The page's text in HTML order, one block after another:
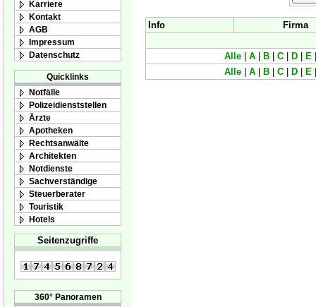
Karriere
Kontakt
AGB
Impressum
Datenschutz
Quicklinks
Notfälle
Polizeidienststellen
Ärzte
Apotheken
Rechtsanwälte
Architekten
Notdienste
Sachverständige
Steuerberater
Touristik
Hotels
Seitenzugriffe
360° Panoramen
Info Firma
Alle A B C D E
Alle
A B C D E